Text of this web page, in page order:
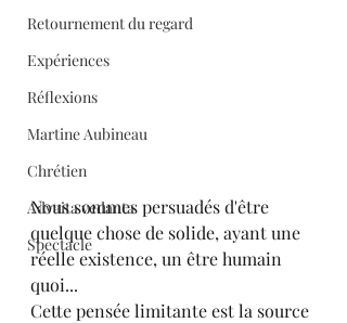
Retournement du regard
Expériences
Réflexions
Martine Aubineau
Chrétien
Advaita vedanta
Spectacle
Nous sommes persuadés d'être
quelque chose de solide, ayant une
réelle existence, un être humain
quoi...
Cette pensée limitante est la source